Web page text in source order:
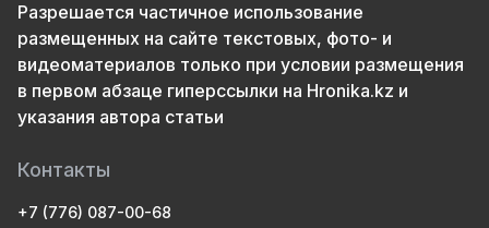
Разрешается частичное использование
размещенных на сайте текстовых, фото- и
видеоматериалов только при условии размещения
в первом абзаце гиперссылки на Hronika.kz и
указания автора статьи
Контакты
+7 (776) 087-00-68